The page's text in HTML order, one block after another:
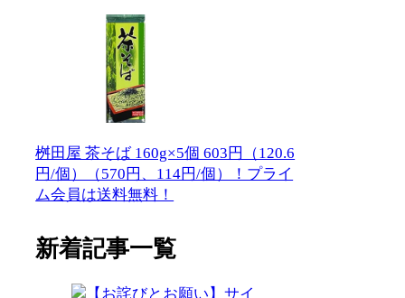
桝田屋 茶そば 160g×5個 603円（120.6
円/個）（570円、114円/個）！プライ
ム会員は送料無料！
新着記事一覧